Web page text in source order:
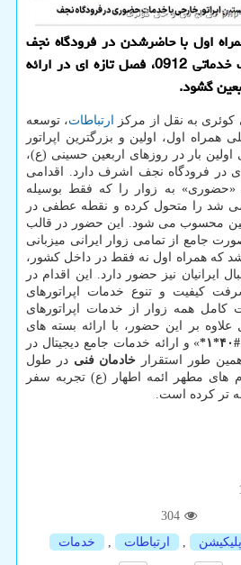
اول با حاضرشدن در فرودگاه نجف
اشرف و راه اندازی موکب خدماتی 0912، فصل تازه ای در ارائه
گشود.
به نقل از مرکز ارتباطات، توسعه
همراه اول، اولین و بزرگترین اپراتور
بار در روزهای اربعین حسینی (ع)،
در فرودگاه نجف اشرف دارد. اقدامی
«حضوری» به زوار را که فقط بوسیله
می شد را متحول کرده و نقطه عطفی در
محسوب می شود. این حضور در قالب
جامع از تمامی زوار ایرانی میزبانی
که همراه اول نه فقط در داخل کشور،
ایرانیان نیز حضور دارد. این اقدام در
کیفیت و تنوع خدمات اپراتورهای
کامل همه زوار از خدمات اپراتورهای
بر این حضور، با ارائه بسته های
» و ارائه خدمات جامع دیجیتال در
طور استقرار خادمان فنی در طول
های مطهر ائمه اطهار (ع) تجربه سفر
تر کرده است.
304
اپلیكیشن ارتباطات خدمات